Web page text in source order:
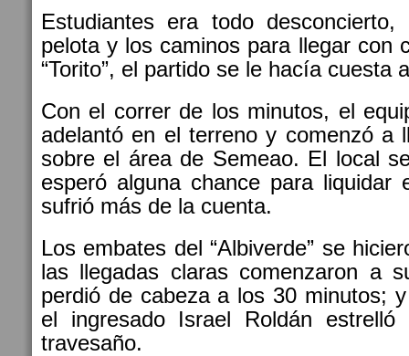
Estudiantes era todo
pelota y los caminos para llegar con
“Torito”, el partido se le hacía cuesta
Con el correr de los minutos, el
adelantó en el terreno y comenzó a
sobre el área de Semeao. El local
esperó alguna chance para liquidar
sufrió más de la cuenta.
Los embates del “Albiverde” se
las llegadas claras comenzaron a
perdió de cabeza a los 30 minutos;
el ingresado Israel Roldán
travesaño.